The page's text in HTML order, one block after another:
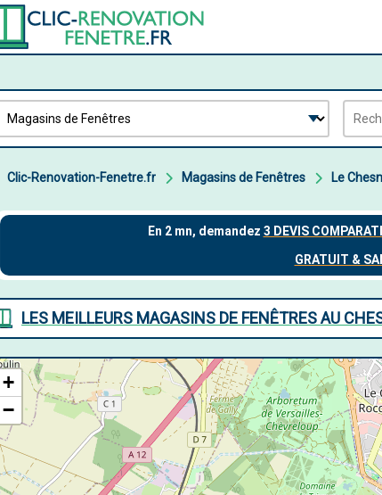
Clic-Renovation-Fenetre.fr Magasins de Fenêtres Le
LES MEILLEURS MAGASINS DE FENÊTRES AU
+
−